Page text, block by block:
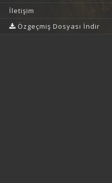
İletişim
Özgeçmiş Dosyası İndir